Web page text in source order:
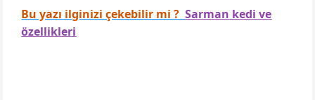
Bu yazı ilginizi çekebilir mi ? Sarman kedi ve
özellikleri